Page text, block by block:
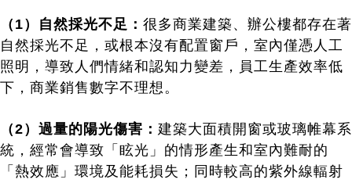
（1）自然採光不足： 很多商業建築、辦公樓都存在著
自然採光不足，或根本沒有配置窗戶，室內僅憑人工
照明，導致人們情緒和認知力變差，員工生產效率低
下，商業銷售數字不理想。
（2）過量的陽光傷害： 建築大面積開窗或玻璃帷幕系
統，經常會導致「眩光」的情形產生和室內難耐的
「熱效應」環境及能耗損失；同時較高的紫外線輻射